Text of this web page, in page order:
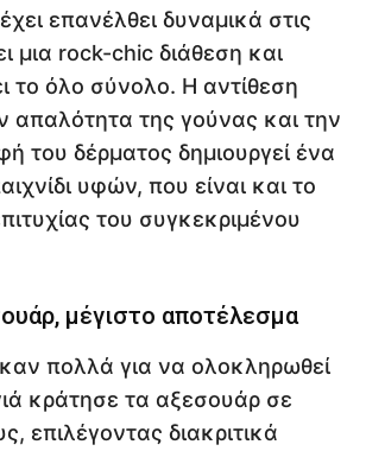
επανέλθει δυναμικά στις
μια rock-chic διάθεση και
το όλο σύνολο. Η αντίθεση
απαλότητα της γούνας και την
του δέρματος δημιουργεί ένα
υφών, που είναι και το
του συγκεκριμένου
μέγιστο αποτέλεσμα
πολλά για να ολοκληρωθεί
κράτησε τα αξεσουάρ σε
επιλέγοντας διακριτικά